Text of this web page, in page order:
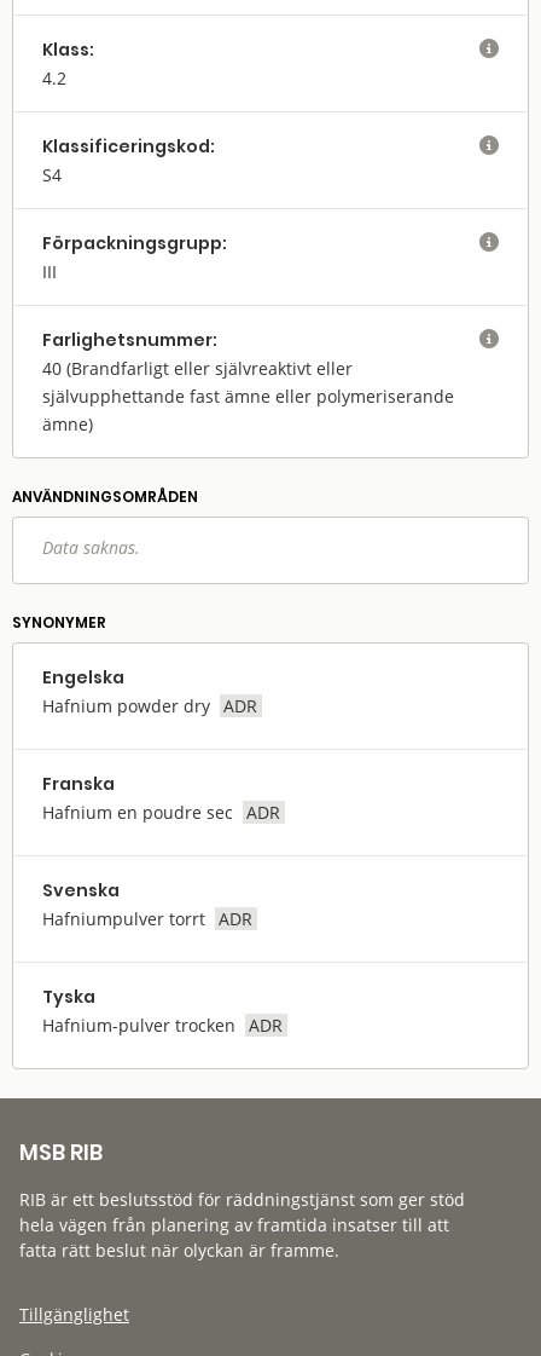
Klass:
4.2

Klassifi­cerings­kod:
S4

Förpack­nings­grupp:
III

Farlighets­nummer:
40 (Brandfarligt eller självreaktivt eller
självupphettande fast ämne eller polymeriserande
ämne)

ANVÄNDNINGS­OMRÅDEN
Data saknas.
SYNONYMER
Engelska
Hafnium powder dry ADR
Franska
Hafnium en poudre sec ADR
Svenska
Hafniumpulver torrt ADR
Tyska
Hafnium-pulver trocken ADR
MSB RIB
RIB är ett beslutsstöd för räddningstjänst som ger stöd
hela vägen från planering av framtida insatser till att
fatta rätt beslut när olyckan är framme.
Tillgänglighet